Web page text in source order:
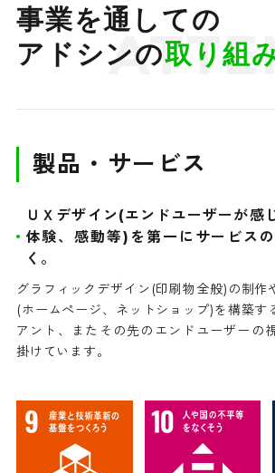
事業を通しての
アドシンの取り組
製品・サービス
ＵＸデザイン(エンドユーザーが感
体験、感動等)を第一にサービス
く。
グラフィックデザイン(印刷物全般)の制作
(ホームぺージ、ネットショップ)を構築す
アント、またその先のエンドユーザーの
掛けています。